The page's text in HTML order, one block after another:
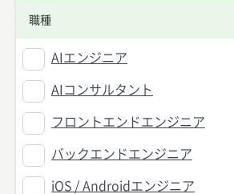
職種
AIエンジニア
AIコンサルタント
フロントエンドエンジニア
バックエンドエンジニア
iOS / Androidエンジニア